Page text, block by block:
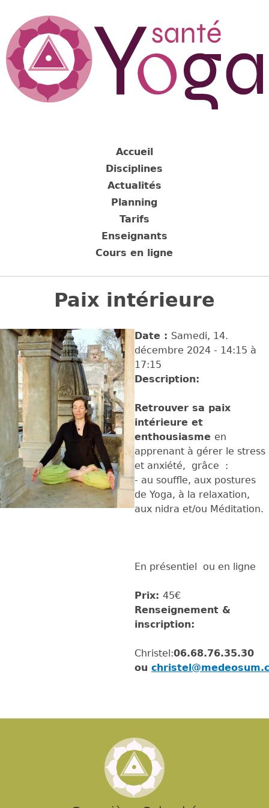
navigation
Back
Paix intérieure
Date : Samedi, 14.
décembre 2024 - 14:15 à
17:15
Description:
Retrouver sa paix
intérieure et
enthousiasme en
apprenant à gérer le stress
et anxiété, grâce :
- au souffle, aux postures
de Yoga, à la relaxation,
aux nidra et/ou Méditation.
En présentiel ou en ligne
Prix: 45€
Renseignement &
inscription:
Christel:06.68.76.35.30
ou
Accueil
Disciplines
Actualités
Planning
Tarifs
Enseignants
Cours en ligne